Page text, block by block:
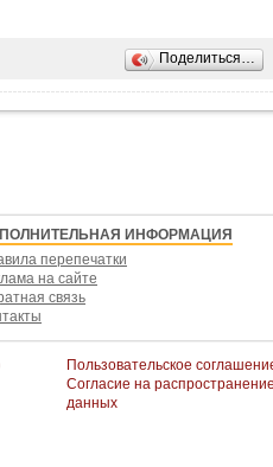
все Ваши дизайнерские
спальне) .,
все необходимое для комфортной
Поделиться…
ИНФОРМАЦИЯ
перепечатки
на сайте
связь
Пользовательское
Согласие на
данных